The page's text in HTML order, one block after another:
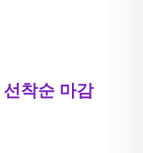
착순 마감